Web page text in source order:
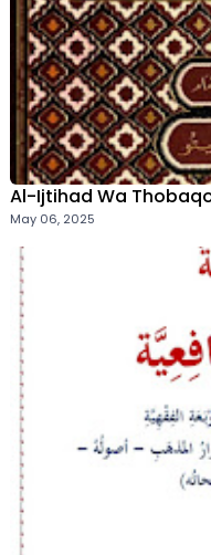
Al-Ijtihad Wa
May 06, 2025